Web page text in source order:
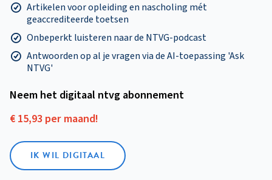
Artikelen voor opleiding en nascholing mét
geaccrediteerde toetsen
Onbeperkt luisteren naar de NTVG-podcast
Antwoorden op al je vragen via de AI-toepassing 'Ask
NTVG'
Neem het digitaal ntvg abonnement
€ 15,93 per maand!
IK WIL DIGITAAL